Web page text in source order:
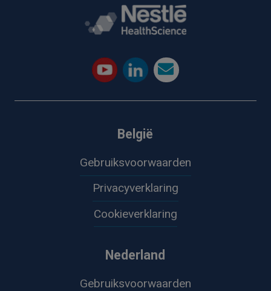
België
Gebruiksvoorwaarden
Privacyverklaring
Cookieverklaring
Nederland
Gebruiksvoorwaarden